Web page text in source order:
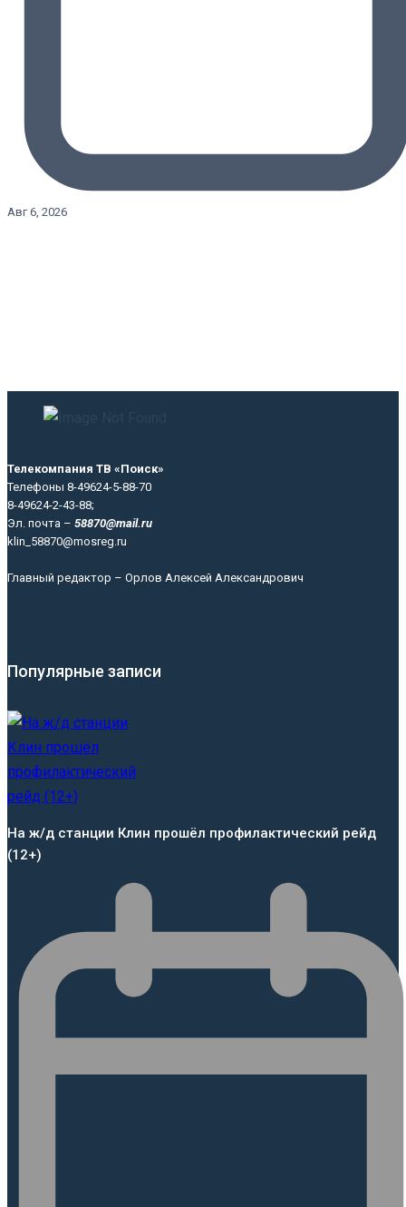
Авг 6, 2026
Телекомпания ТВ «Поиск»
Телефоны 8-49624-5-88-70
8-49624-2-43-88;
Эл. почта – 58870@mail.ru
klin_58870@mosreg.ru
Главный редактор – Орлов Алексей Александрович
Популярные записи
На ж/д станции Клин прошёл профилактический рейд
(12+)